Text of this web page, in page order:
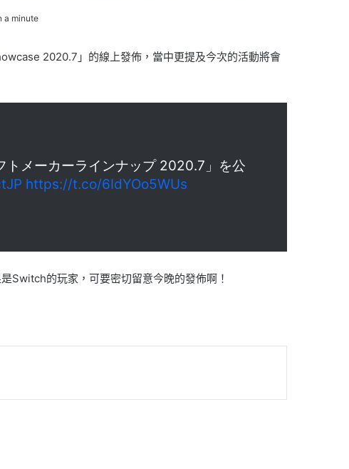
a minute
2020.7」的線上發佈，當中更提及今次的活動將會
メーカーラインナップ 2020.7」を公
https://t.co/6IdYOo5WUs
Switch的玩家，可要密切留意今晚的發佈啊！